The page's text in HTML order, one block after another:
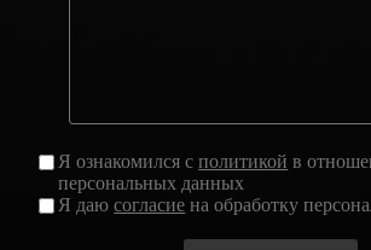
Я ознакомился сполитикой в
персональных данных
Я даюсогласие на обработку